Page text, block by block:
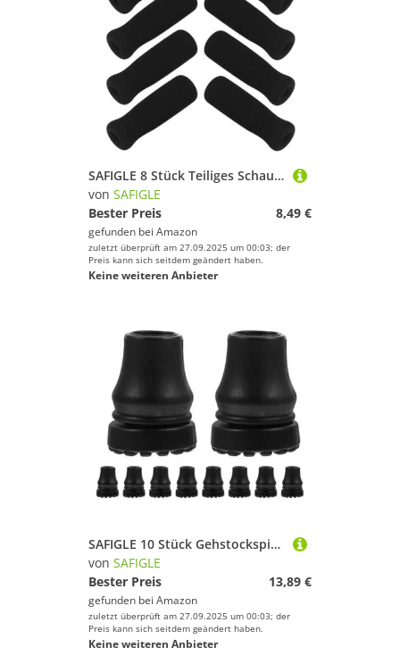
SAFIGLE 8 Stück Teiliges Schaumstoff Griffe für Gehstöcke Rutschfestes Komfortables Ersatz handgriff Senioren Weiche Verschleißfeste Überzüge für Krücken in Schwarz
von SAFIGLE
Bester Preis
8,49 €
gefunden bei Amazon
zuletzt überprüft am 27.09.2025 um 00:03; der
Preis kann sich seitdem geändert haben.
Keine weiteren Anbieter
SAFIGLE 10 Stück Gehstockspitzen: Rutschfeste Krücken-Endkappen, Wanderstock-Zubehör – Ersatz-Gehstockspitze, Kunststoff-Fußpolster für Mobilitätshilfen, Stabilität
von SAFIGLE
Bester Preis
13,89 €
gefunden bei Amazon
zuletzt überprüft am 27.09.2025 um 00:03; der
Preis kann sich seitdem geändert haben.
Keine weiteren Anbieter